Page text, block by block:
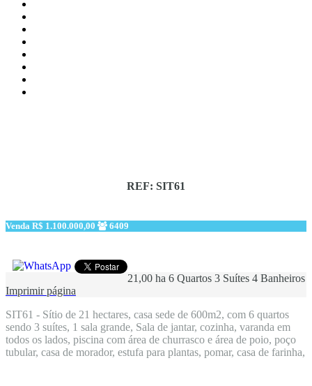
REF: SIT61
Venda R$ 1.100.000,00 6409
21,00 ha 6 Quartos 3 Suítes 4 Banheiros
Imprimir página
SIT61 - Sítio de 21 hectares, casa sede de 600m2, com 6 quartos
sendo 3 suítes, 1 sala grande, Sala de jantar, cozinha, varanda em
todos os lados, piscina com área de churrasco e área de poio, poço
tubular, casa de morador, estufa para plantas, pomar, casa de farinha,